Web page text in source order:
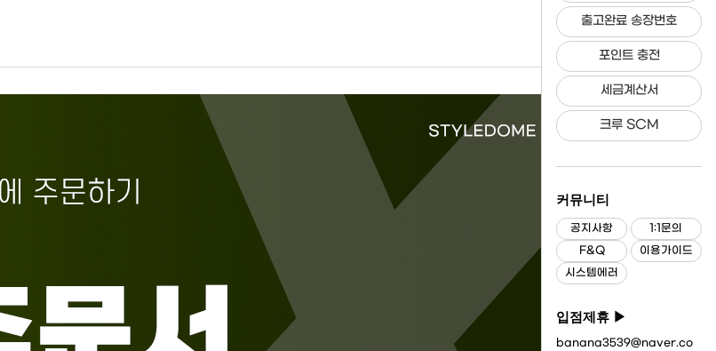
출고완료 송장번호
포인트 충전
세금계산서
크루 SCM
커뮤니티
공지사항
1:1문의
F&Q
이용가이드
시스템에러
입점제휴 ▶
banana3539@naver.co
23-04-19 17:32